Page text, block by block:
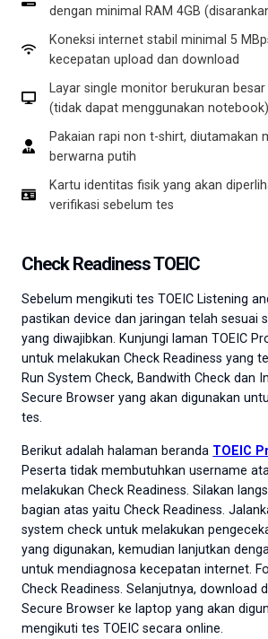
dengan minimal RAM 4GB
Koneksi internet stabil minimal 5
kecepatan upload dan download
Layar single monitor berukuran
(tidak dapat menggunakan notebook)
Pakaian rapi non t-shirt, diutamakan
berwarna putih
Kartu identitas fisik yang akan
verifikasi sebelum tes
Check Readiness TOEIC
Sebelum mengikuti tes TOEIC Listening
pastikan device dan jaringan telah sesuai
yang diwajibkan. Kunjungi laman TOEIC
untuk melakukan Check Readiness yang
Run System Check, Bandwith Check dan
Secure Browser yang akan digunakan
tes.
Berikut adalah halaman beranda TOEIC
Peserta tidak membutuhkan username
melakukan Check Readiness. Silakan
bagian atas yaitu Check Readiness.
system check untuk melakukan
yang digunakan, kemudian lanjutkan
untuk mendiagnosa kecepatan internet.
Check Readiness. Selanjutnya, download
Secure Browser ke laptop yang akan
mengikuti tes TOEIC secara online.